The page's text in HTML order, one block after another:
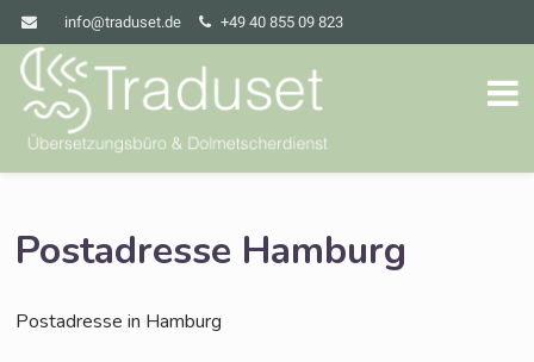
info@traduset.de +49 40 855 09 823
Postadresse Hamburg
Post­adres­se in Hamburg